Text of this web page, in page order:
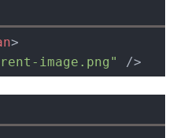
>
image.png" />